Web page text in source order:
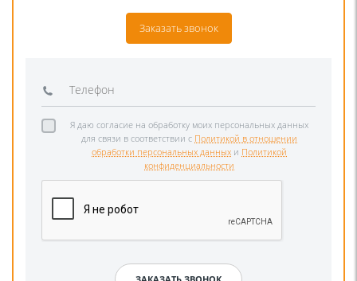
Заказать звонок
Я даю согласие на обработку моих персональных данных
для связи в соответствии с Политикой в отношении
обработки персональных данных и Политикой
конфиденциальности